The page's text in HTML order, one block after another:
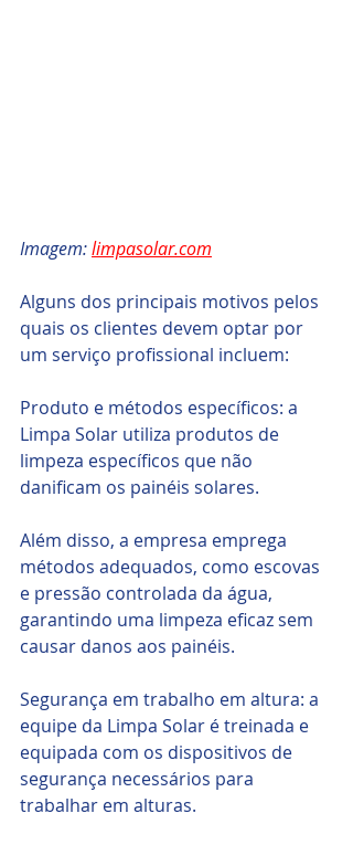
Imagem: limpasolar.com
Alguns dos principais motivos pelos
quais os clientes devem optar por
um serviço profissional incluem:
Produto e métodos específicos: a
Limpa Solar utiliza produtos de
limpeza específicos que não
danificam os painéis solares.
Além disso, a empresa emprega
métodos adequados, como escovas
e pressão controlada da água,
garantindo uma limpeza eficaz sem
causar danos aos painéis.
Segurança em trabalho em altura: a
equipe da Limpa Solar é treinada e
equipada com os dispositivos de
segurança necessários para
trabalhar em alturas.